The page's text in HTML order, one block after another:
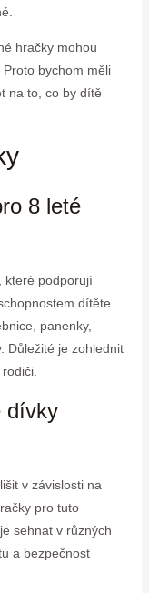
hračky mohou
bychom měli
na to, co by dítě
8 leté
které podporují
dítěte.
panenky,
Důležité je zohlednit
dívky
v závislosti na
pro tuto
sehnat v různých
a bezpečnost